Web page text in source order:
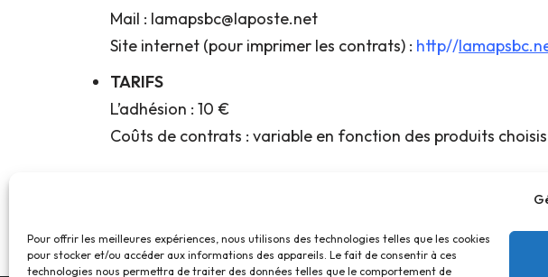
Pour offrir les meilleures expériences, nous utilisons des technologies telles que les cookies
pour stocker et/ou accéder aux informations des appareils. Le fait de consentir à ces
technologies nous permettra de traiter des données telles que le comportement de
Mail : lamapsbc@laposte.net
Site internet (pour imprimer les contrats) : http//
TARIFS
L’adhésion : 10 €
Coûts de contrats : variable en fonction des produits